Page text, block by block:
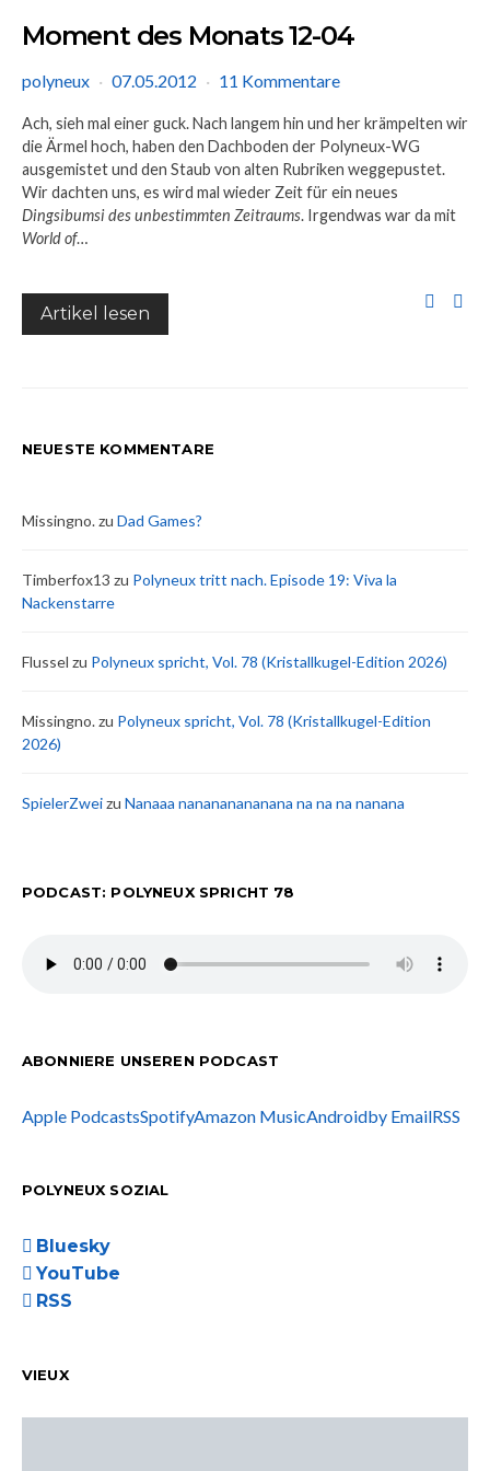
Moment des Monats 12-04
polyneux 07.05.2012 11 Kommentare
Ach, sieh mal einer guck. Nach langem hin und her krämpelten wir
die Ärmel hoch, haben den Dachboden der Polyneux-WG
ausgemistet und den Staub von alten Rubriken weggepustet.
Wir dachten uns, es wird mal wieder Zeit für ein neues
Dingsibumsi des unbestimmten Zeitraums. Irgendwas war da mit
World of…
Artikel lesen
NEUESTE KOMMENTARE
Missingno.zu Dad Games?
Timberfox13 zu Polyneux tritt nach. Episode 19: Viva la
Nackenstarre
Flussel zu Polyneux spricht, Vol. 78 (Kristallkugel-Edition 2026)
Missingno.zu Polyneux spricht, Vol. 78 (Kristallkugel-Edition
2026)
SpielerZweizu Nanaaa nanananananana na na na nanana
PODCAST: POLYNEUX SPRICHT 78
ABONNIERE UNSEREN PODCAST
Apple PodcastsSpotifyAmazon MusicAndroidby EmailRSS
POLYNEUX SOZIAL
Bluesky
YouTube
RSS
VIEUX